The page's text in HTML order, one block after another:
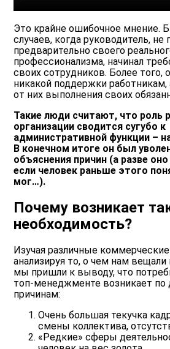
Это крайне ошибочное мнение.
случаев, когда руководитель, не
предварительно своего
профессионализма, начинал
своих сотрудников. Более того,
никакой поддержки работникам,
от них выполнения своих
Такие люди считают, что роль
организации сводится сугубо к
административной функции –
В конечном итоге он был
объяснения причин (а разве
если человек раньше этого
мог…).
Почему возникает
необходимость?
Изучая различные
анализируя то, о чем нам
мы пришли к выводу, что
топ-менеджменте возникает
причинам:
Очень большая текучка
смены коллектива,
«Редкие» сферы